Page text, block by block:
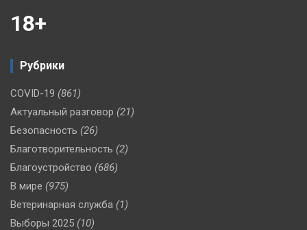
18+
Рубрики
COVID-19 (861)
Актуальный разговор (21)
Безопасность (26)
Благотворительность (2)
Благоустройство (686)
В мире (975)
Ветеринарная служба (1)
Выборы 2025 (10)